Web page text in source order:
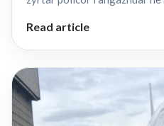
Read article